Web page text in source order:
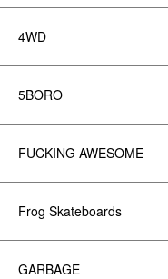
4WD
5BORO
FUCKING AWESOME
Frog Skateboards
GARBAGE